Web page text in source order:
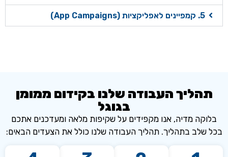
העבודה שלנו בקידום ממומן
בגוגל
מדיה, אנו מקפידים על שקיפות מלאה ומעדכנים אתכם
בתהליך. תהליך העבודה שלנו כולל את הצעדים הבאים: